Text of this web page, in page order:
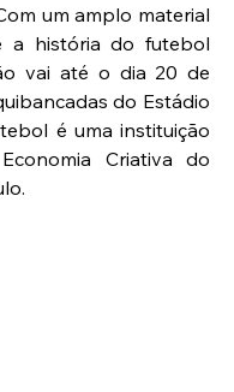
um amplo material
a história do futebol
vai até o dia 20 de
do Estádio
é uma instituição
Criativa do